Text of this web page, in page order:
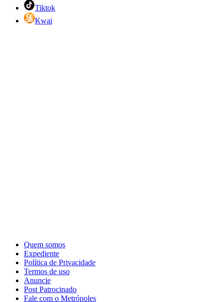
Tiktok
Kwai
Quem somos
Expediente
Política de Privacidade
Termos de uso
Anuncie
Post Patrocinado
Fale com o Metrópoles